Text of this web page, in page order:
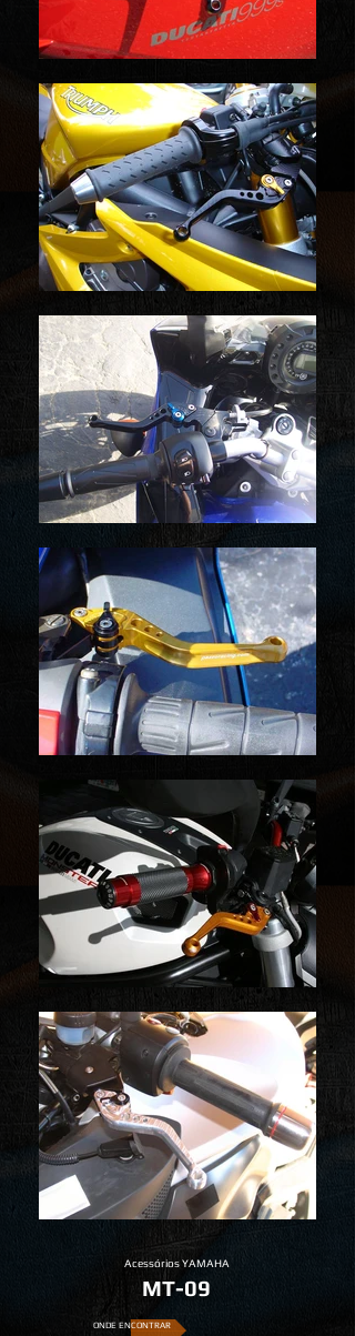
Acessórios YAMAHA
MT-09
ONDE ENCONTRAR